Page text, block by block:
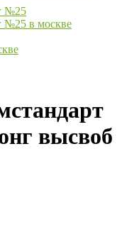
№25
№25 в москве
высвоб